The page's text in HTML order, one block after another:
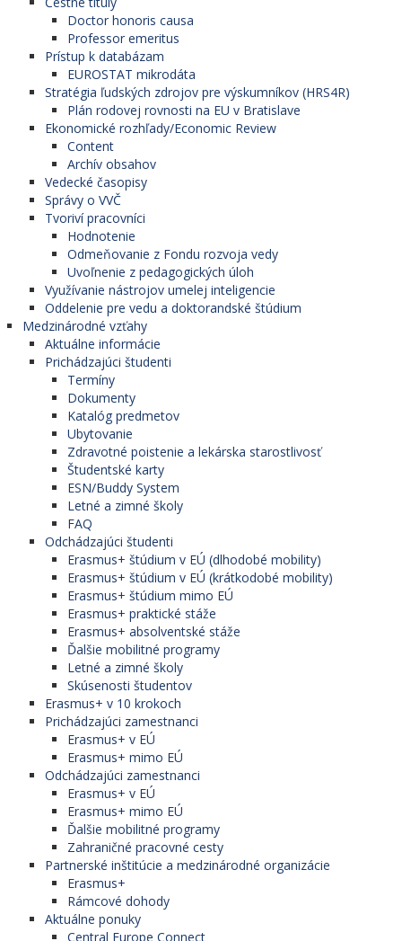
Doctor honoris causa
Professor emeritus
Prístup k databázam
EUROSTAT mikrodáta
Stratégia ľudských zdrojov pre výskumníkov (HRS4R)
Plán rodovej rovnosti na EU v Bratislave
Ekonomické rozhľady/Economic Review
Content
Archív obsahov
Vedecké časopisy
Správy o VVČ
Tvoriví pracovníci
Hodnotenie
Odmeňovanie z Fondu rozvoja vedy
Uvoľnenie z pedagogických úloh
Využívanie nástrojov umelej inteligencie
Oddelenie pre vedu a doktorandské štúdium
Medzinárodné vzťahy
Aktuálne informácie
Prichádzajúci študenti
Termíny
Dokumenty
Katalóg predmetov
Ubytovanie
Zdravotné poistenie a lekárska starostlivosť
Študentské karty
ESN/Buddy System
Letné a zimné školy
FAQ
Odchádzajúci študenti
Erasmus+ štúdium v EÚ (dlhodobé mobility)
Erasmus+ štúdium v EÚ (krátkodobé mobility)
Erasmus+ štúdium mimo EÚ
Erasmus+ praktické stáže
Erasmus+ absolventské stáže
Ďalšie mobilitné programy
Letné a zimné školy
Skúsenosti študentov
Erasmus+ v 10 krokoch
Prichádzajúci zamestnanci
Erasmus+ v EÚ
Erasmus+ mimo EÚ
Odchádzajúci zamestnanci
Erasmus+ v EÚ
Erasmus+ mimo EÚ
Ďalšie mobilitné programy
Zahraničné pracovné cesty
Partnerské inštitúcie a medzinárodné organizácie
Erasmus+
Rámcové dohody
Aktuálne ponuky
Central Europe Connect